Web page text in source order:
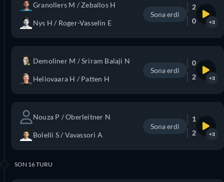
Granollers M / Zeballos H
Nys H / Roger-Vasselin E
Sona erdi
2
0
+3
Demoliner M / Sriram Balaji N
Heliovaara H / Patten H
Sona erdi
0
2
+3
Nouza P / Oberleitner N
Bolelli S / Vavassori A
Sona erdi
1
2
+3
SON 16 TURU